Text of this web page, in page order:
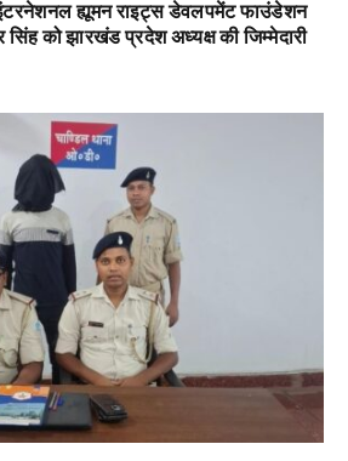
इंटरनेशनल ह्यूमन राइट्स डेवलपमेंट फाउंडेशन
को झारखंड प्रदेश अध्यक्ष की जिम्मेदारी